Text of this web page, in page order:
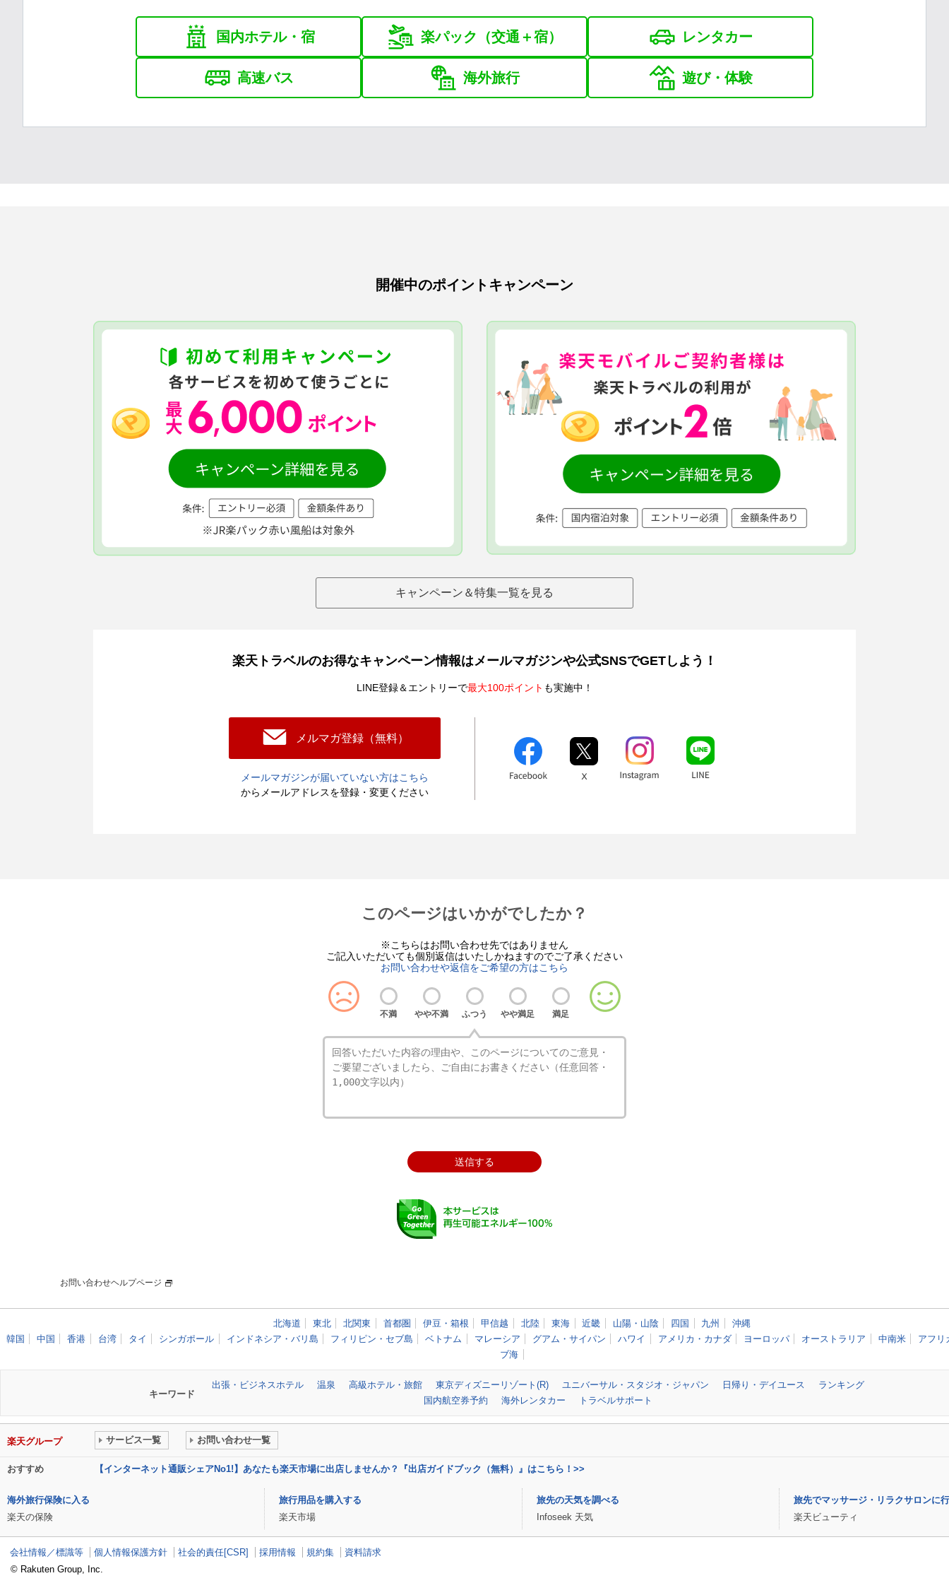
国内ホテル・宿 楽パック （交通＋宿） レンタカー
高速バス 海外旅行 遊び・体験
開催中のポイントキャンペーン
キャンペーン＆特集一覧を見る
楽天トラベルのお得なキャンペーン情報はメールマガジンや公式SNSでGETしよう！
LINE登録＆エントリーで最大100ポイント も実施中！
メルマガ登録（無料）
メールマガジンが届いていない方はこちら
からメールアドレスを登録・変更ください
このページはいかがでしたか？
※こちらはお問い合わせ先ではありません
ご記入いただいても個別返信はいたしかねますのでご了承ください
お問い合わせや返信をご希望の方はこちら
不満 やや不満 ふつう やや満足 満足
お問い合わせヘルプページ
北海道 東北 北関東 首都圏 伊豆・箱根 甲信越 北陸 東海 近畿 山陽・山陰 四国 九州
沖縄
韓国
中国 香港 台湾 タイ シンガポール インドネシア・バリ島 フィリピン・セブ島 ベトナム マレーシア グアム・サイパン ハワイ アメリカ・カナダ ヨーロッパ オーストラリア 中南米
アフリ
ブ海
キーワード
出張・ビジネスホテル 温泉 高級ホテル・旅館 東京ディズニーリゾート(R) ユニバーサル・スタジオ・ジャパン 日帰り・デイユース
ランキング
国内航空券予約
海外レンタカー トラベルサポート
楽天グループ サービス一覧 お問い合わせ一覧
おすすめ 【インターネット通販シェアNo1!】あなたも楽天市場に出店しませんか？『出店ガイドブック（無料）』はこちら！>>
海外旅行保険に入る
楽天の保険
旅行用品を購入する
楽天市場
旅先の天気を調べる
Infoseek 天気
旅先でマッサージ・リラクサロンに
楽天ビューティ
会社情報／標識等 個人情報保護方針 社会的責任[CSR] 採用情報 規約集
資料請求
© Rakuten Group, Inc.